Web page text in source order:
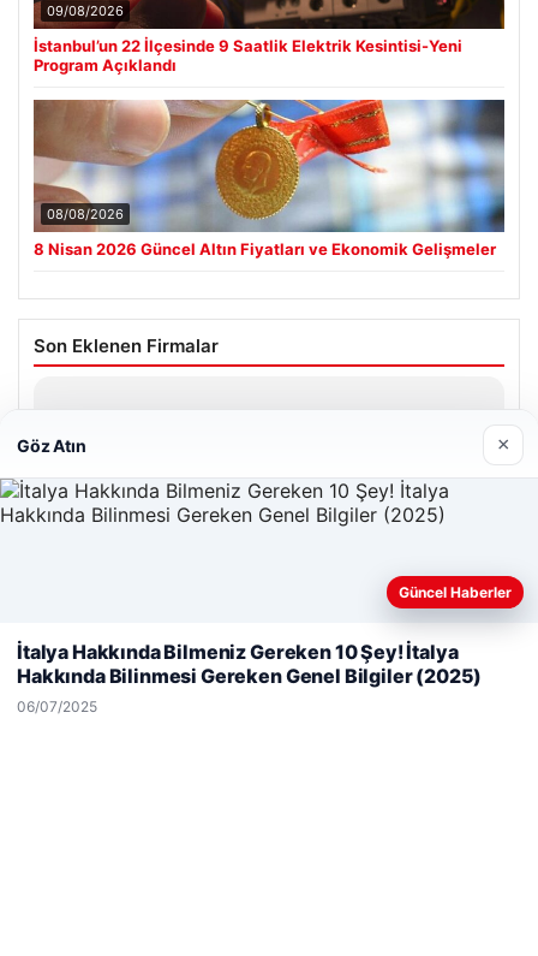
09/08/2026
İstanbul’un 22 İlçesinde 9 Saatlik Elektrik Kesintisi-Yeni
Program Açıklandı
08/08/2026
8 Nisan 2026 Güncel Altın Fiyatları ve Ekonomik Gelişmeler
Son Eklenen Firmalar
Web sitemizi nasıl kullandığınızı daha iyi anlayabilmek,
kullanıyoruz.Çerez Politikamız
Göz Atın ×
Güncel Haberler
İtalya Hakkında Bilmeniz Gereken 10 Şey! İtalya
Hakkında Bilinmesi Gereken Genel Bilgiler (2025)
06/07/2025